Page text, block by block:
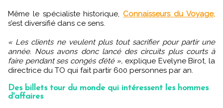
Même le spécialiste historique, Connaisseurs du Voyage,
s’est diversifié dans ce sens.
« Les clients ne veulent plus tout sacrifier pour partir une
année. Nous avons donc lancé des circuits plus courts à
faire pendant ses congés d’été », explique Evelyne Birot, la
directrice du TO qui fait partir 600 personnes par an.
Des billets tour du monde qui intéressent les hommes
d'affaires